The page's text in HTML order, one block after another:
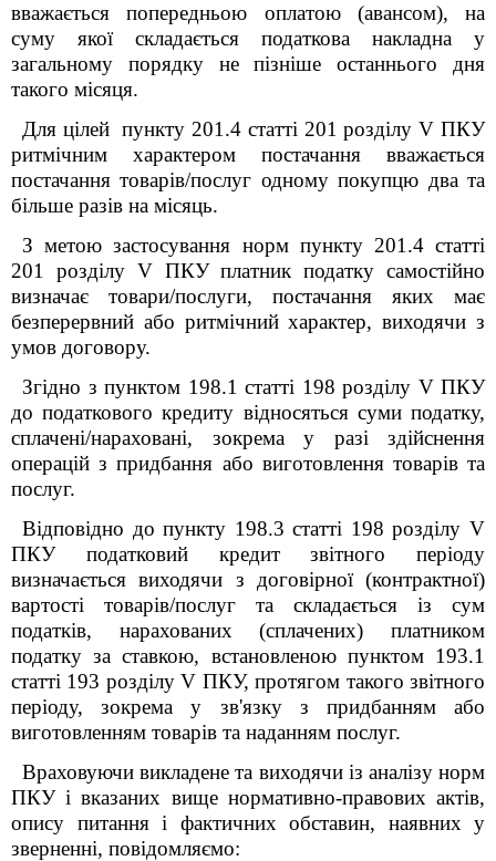
вважається попередньою оплатою (авансом), на
суму якої складається податкова накладна у
загальному порядку не пізніше останнього дня
такого місяця.
Для цілей пункту 201.4 статті 201 розділу V ПКУ
ритмічним характером постачання вважається
постачання товарів/послуг одному покупцю два та
більше разів на місяць.
З метою застосування норм пункту 201.4 статті
201 розділу V ПКУ платник податку самостійно
визначає товари/послуги, постачання яких має
безперервний або ритмічний характер, виходячи з
умов договору.
Згідно з пунктом 198.1 статті 198 розділу V ПКУ
до податкового кредиту відносяться суми податку,
сплачені/нараховані, зокрема у разі здійснення
операцій з придбання або виготовлення товарів та
послуг.
Відповідно до пункту 198.3 статті 198 розділу V
ПКУ податковий кредит звітного періоду
визначається виходячи з договірної (контрактної)
вартості товарів/послуг та складається із сум
податків, нарахованих (сплачених) платником
податку за ставкою, встановленою пунктом 193.1
статті 193 розділу V ПКУ, протягом такого звітного
періоду, зокрема у зв'язку з придбанням або
виготовленням товарів та наданням послуг.
Враховуючи викладене та виходячи із аналізу норм
ПКУ і вказаних вище нормативно-правових актів,
опису питання і фактичних обставин, наявних у
зверненні, повідомляємо: